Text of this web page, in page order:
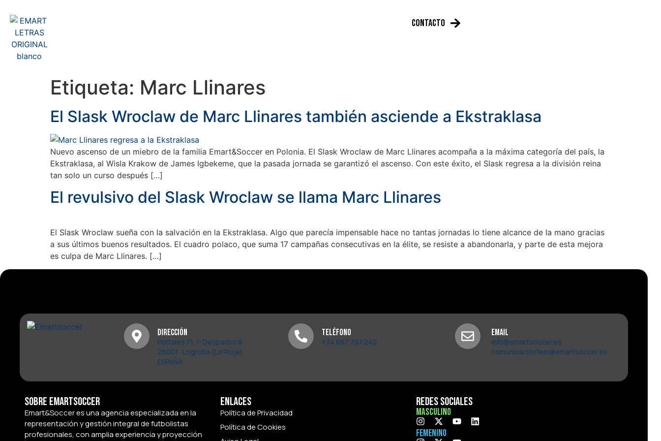
Contacto
Etiqueta: Marc Llinares
El Slask Wroclaw de Marc Llinares también asciende a Ekstraklasa
Nuevo ascenso de un miebro de la familia Emart&Soccer en Polonia. El Slask Wroclaw de Marc Llinares acompaña a la máxima categoría del país, la
Ekstraklasa, al Wisla Krakow de James Igbekeme, que la pasada jornada se garantizó el ascenso. Con este éxito, el Slask regresa a la división reina
tan solo un curso después […]
El revulsivo del Slask Wroclaw se llama Marc Llinares
El Slask Wroclaw sueña con la salvación en la Ekstraklasa. Algo que parecía impensable hace no tantas jornadas lo tiene alcance de la mano gracias
a sus últimos buenos resultados. El cuadro polaco, que suma 17 campañas consecutivas en la élite, se resiste a abandonarla, y parte de esta mejora
es culpa de Marc Llinares. […]
Dirección
Portales 71, 1º Despacho 8
26001 · Logroño (La Rioja)
ESPAÑA
Teléfono
+34 667 797 242
Email
info@emartsoccer.es
comunicaciónfem@emartsoccer.es
Sobre Emartsoccer
Emart&Soccer es una agencia especializada en la
representación y gestión integral de futbolistas
profesionales, con amplia experiencia y proyección
Enlaces
Política de Privacidad
Política de Cookies
Redes Sociales
Masculino
Femenino